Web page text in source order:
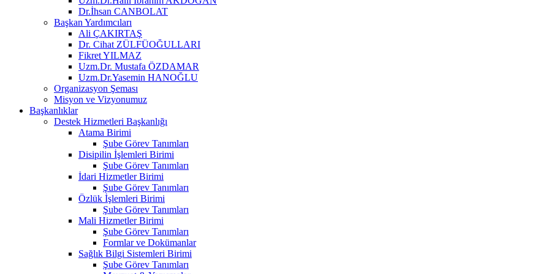
Dr.İhsan CANBOLAT
Başkan Yardımcıları
Ali ÇAKIRTAŞ
Dr. Cihat ZÜLFÜOĞULLARI
Fikret YILMAZ
Uzm.Dr. Mustafa ÖZDAMAR
Uzm.Dr.Yasemin HANOĞLU
Organizasyon Şeması
Misyon ve Vizyonumuz
Başkanlıklar
Destek Hizmetleri Başkanlığı
Atama Birimi
Şube Görev Tanımları
Disipilin İşlemleri Birimi
Şube Görev Tanımları
İdari Hizmetler Birimi
Şube Görev Tanımları
Özlük İşlemleri Birimi
Şube Görev Tanımları
Mali Hizmetler Birimi
Şube Görev Tanımları
Formlar ve Dokümanlar
Sağlık Bilgi Sistemleri Birimi
Şube Görev Tanımları